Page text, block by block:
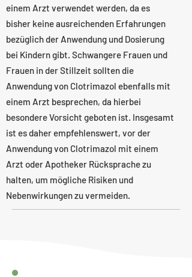
einem Arzt verwendet werden, da es
bisher keine ausreichenden Erfahrungen
bezüglich der Anwendung und Dosierung
bei Kindern gibt. Schwangere Frauen und
Frauen in der Stillzeit sollten die
Anwendung von Clotrimazol ebenfalls mit
einem Arzt besprechen, da hierbei
besondere Vorsicht geboten ist. Insgesamt
ist es daher empfehlenswert, vor der
Anwendung von Clotrimazol mit einem
Arzt oder Apotheker Rücksprache zu
halten, um mögliche Risiken und
Nebenwirkungen zu vermeiden.